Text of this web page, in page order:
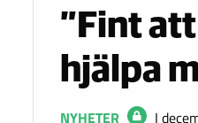
”Fint
hjälpa
NYHETER I